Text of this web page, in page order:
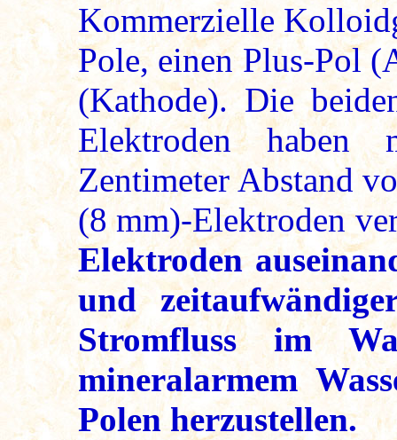
Kommerzielle
Pole, einen Plus-Pol
(Kathode). Die
Elektroden
Zentimeter Abstand
(8 mm)-Elektroden
Elektroden
und
Stromfluss im
mineralarmem
Polen herzustellen.